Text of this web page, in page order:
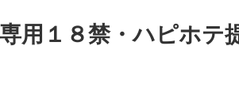
１８禁・ハピホテ提